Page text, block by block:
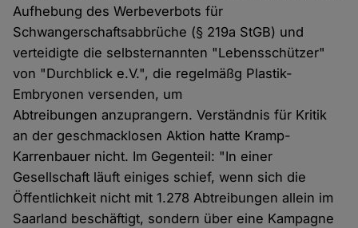
Aufhebung des Werbeverbots für
Schwangerschaftsabbrüche (§ 219a StGB) und
verteidigte die selbsternannten "Lebensschützer"
von "Durchblick e.V.", die regelmäßg Plastik-
Embryonen versenden, um
Abtreibungen anzuprangern. Verständnis für Kritik
an der geschmacklosen Aktion hatte Kramp-
Karrenbauer nicht. Im Gegenteil: "In einer
Gesellschaft läuft einiges schief, wenn sich die
Öffentlichkeit nicht mit 1.278 Abtreibungen allein im
Saarland beschäftigt, sondern über eine Kampagne